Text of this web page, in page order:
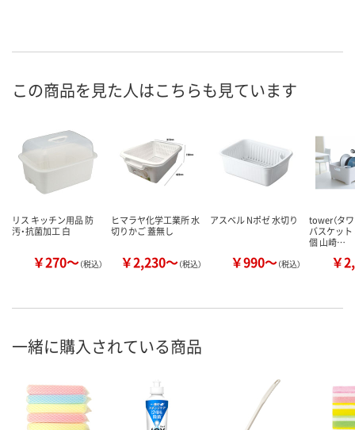
この商品を見た人はこちらも見ています
リス キッチン用品 防
汚・抗菌加工 白
￥270～（税込）
ヒマラヤ化学工業所 水
切りかご 蓋無し
￥2,230～（税込）
アスベル Nポゼ 水切り
￥990～（税込）
tower（タ
バスケット
個 山崎…
￥
一緒に購入されている商品